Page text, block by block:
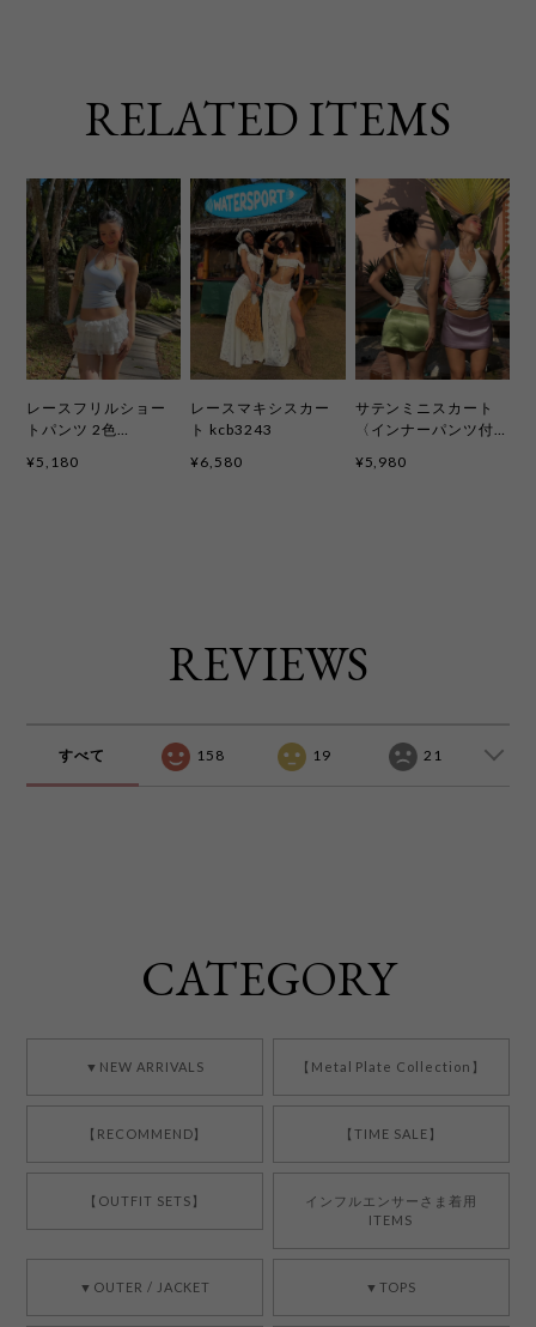
RELATED ITEMS
レースフリルショー
トパンツ 2色
¥5,180
レースマキシスカー
ト kcb3243
¥6,580
サテンミニスカート
〈インナーパンツ付
¥5,980
REVIEWS
すべて 158 19 21
CATEGORY
▼NEW ARRIVALS 【Metal Plate Collection】
【RECOMMEND】 【TIME SALE】
【OUTFIT SETS】
インフルエンサーさま着用
ITEMS
▼OUTER / JACKET ▼TOPS